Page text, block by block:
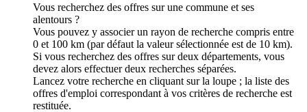
Vous recherchez des offres sur une commune et ses
alentours ?
Vous pouvez y associer un rayon de recherche compris entre
0 et 100 km (par défaut la valeur sélectionnée est de 10 km).
Si vous recherchez des offres sur deux départements, vous
devez alors effectuer deux recherches séparées.
Lancez votre recherche en cliquant sur la loupe ; la liste des
offres d'emploi correspondant à vos critères de recherche est
restituée.